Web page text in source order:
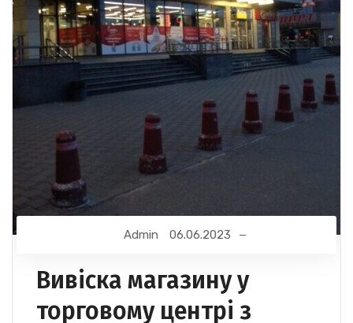
Admin 06.06.2023
Вивіска магазину у
торговому центрі з